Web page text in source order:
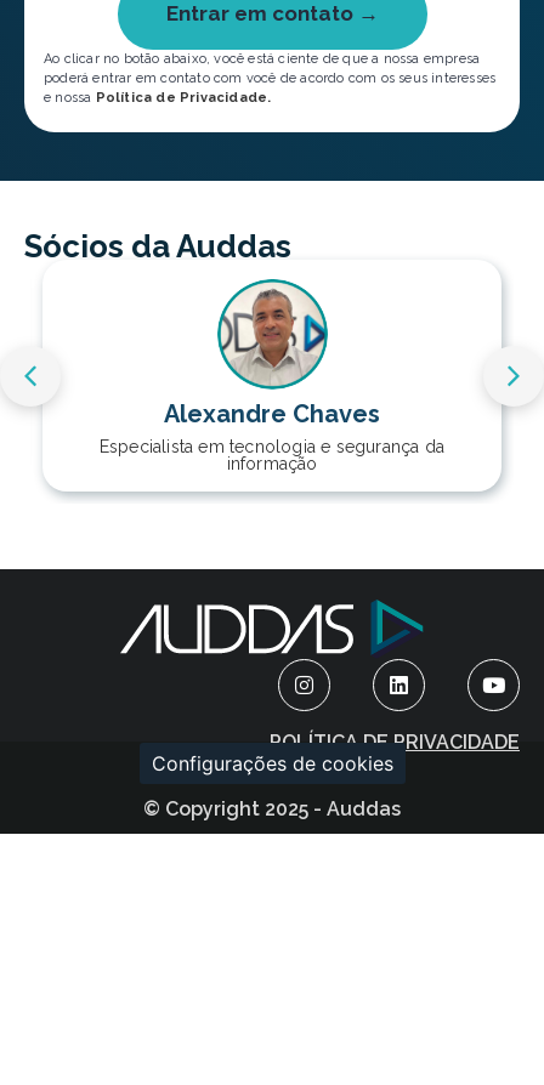
Entrar em contato →
Ao clicar no botão abaixo, você está ciente de que a nossa empresa
poderá entrar em contato com você de acordo com os seus interesses
e nossa Política de Privacidade.
Sócios da Auddas
Alexandre Chaves
Especialista em tecnologia e segurança da
informação
© Copyright 2025 - Auddas
POLÍTICA DE PRIVACIDADE
Configurações de cookies